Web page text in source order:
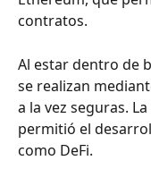
contratos.
Al estar dentro de
se realizan
a la vez seguras.
permitió el
como DeFi.